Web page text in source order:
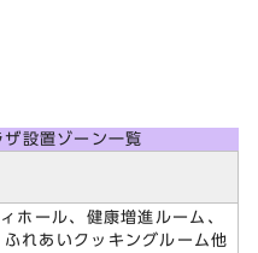
設置ゾーン一覧
ホール、健康増進ルーム、
れあいクッキングルーム他